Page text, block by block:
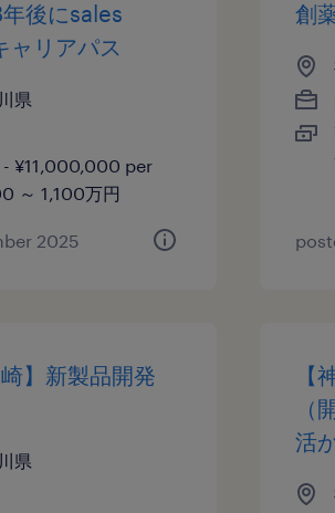
後にsales
リアパス
県
¥11,000,000 per
～ 1,100万円
2025
創
】新製品開発
県
【
（
活